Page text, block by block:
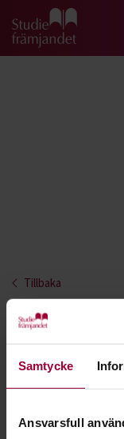
Samtycke
Ansvarsfull
Gå till
Tillbaka
Förarbevis
Snöskotern kan
arbetsredskap,
nöje. Oavsett
hjälper dig.